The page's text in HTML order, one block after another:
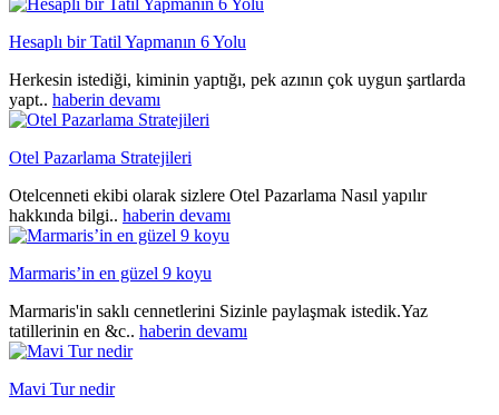
Hesaplı bir Tatil Yapmanın 6 Yolu
Herkesin istediği, kiminin yaptığı, pek azının çok uygun şartlarda
yapt.. haberin devamı
Otel Pazarlama Stratejileri
Otelcenneti ekibi olarak sizlere Otel Pazarlama Nasıl yapılır
hakkında bilgi.. haberin devamı
Marmaris’in en güzel 9 koyu
Marmaris'in saklı cennetlerini Sizinle paylaşmak istedik.Yaz
tatillerinin en &c.. haberin devamı
Mavi Tur nedir